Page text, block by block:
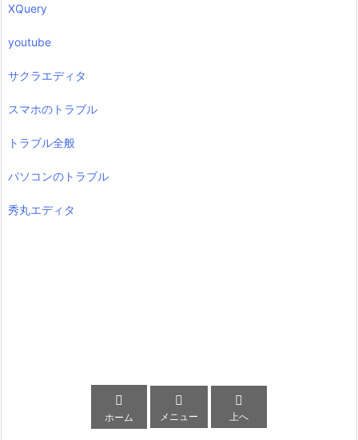
XQuery
youtube
サクラエディタ
スマホのトラブル
トラブル全般
パソコンのトラブル
秀丸エディタ

ホーム

メニュー

上へ